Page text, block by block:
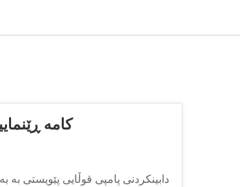
کامە
دابینکردنی پامپی قوڵایی پێویستی